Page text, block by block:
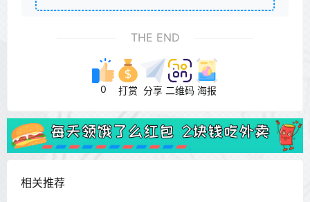
THE END
0 打赏 分享 二维码 海报
相关推荐